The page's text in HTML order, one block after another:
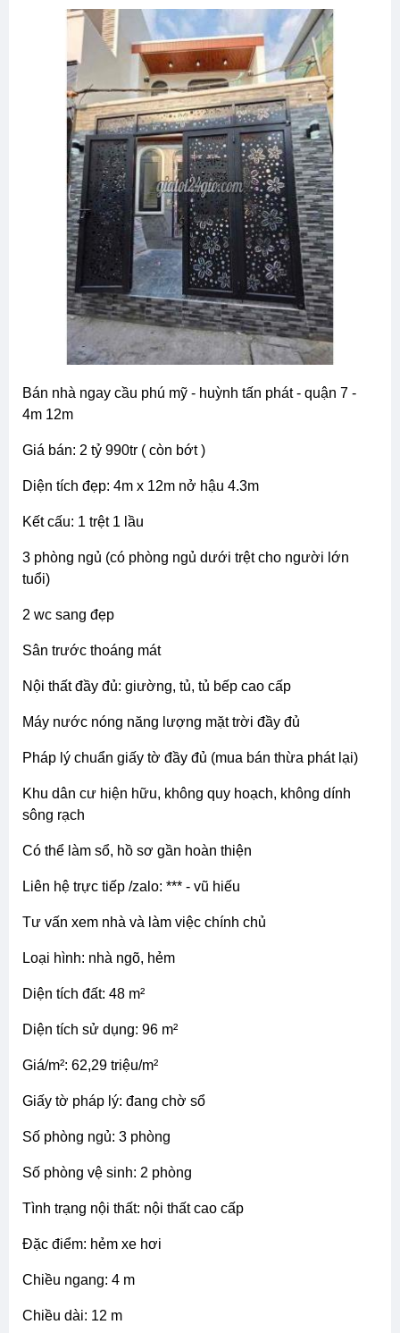
bán nhà ngay cầu phú mỹ - huỳnh tấn phát - quận 7 -
4m 12m
giá bán: 2 tỷ 990tr ( còn bớt )
diện tích đẹp: 4m x 12m nở hậu 4.3m
kết cấu: 1 trệt 1 lầu
3 phòng ngủ (có phòng ngủ dưới trệt cho người lớn
tuổi)
2 wc sang đẹp
sân trước thoáng mát
nội thất đầy đủ: giường, tủ, tủ bếp cao cấp
máy nước nóng năng lượng mặt trời đầy đủ
pháp lý chuẩn giấy tờ đầy đủ (mua bán thừa phát lại)
khu dân cư hiện hữu, không quy hoạch, không dính
sông rạch
có thể làm sổ, hồ sơ gần hoàn thiện
liên hệ trực tiếp /zalo: *** - vũ hiếu
tư vấn xem nhà và làm việc chính chủ
loại hình: nhà ngõ, hẻm
diện tích đất: 48 m²
diện tích sử dụng: 96 m²
giá/m²: 62,29 triệu/m²
giấy tờ pháp lý: đang chờ sổ
số phòng ngủ: 3 phòng
số phòng vệ sinh: 2 phòng
tình trạng nội thất: nội thất cao cấp
đặc điểm: hẻm xe hơi
chiều ngang: 4 m
chiều dài: 12 m